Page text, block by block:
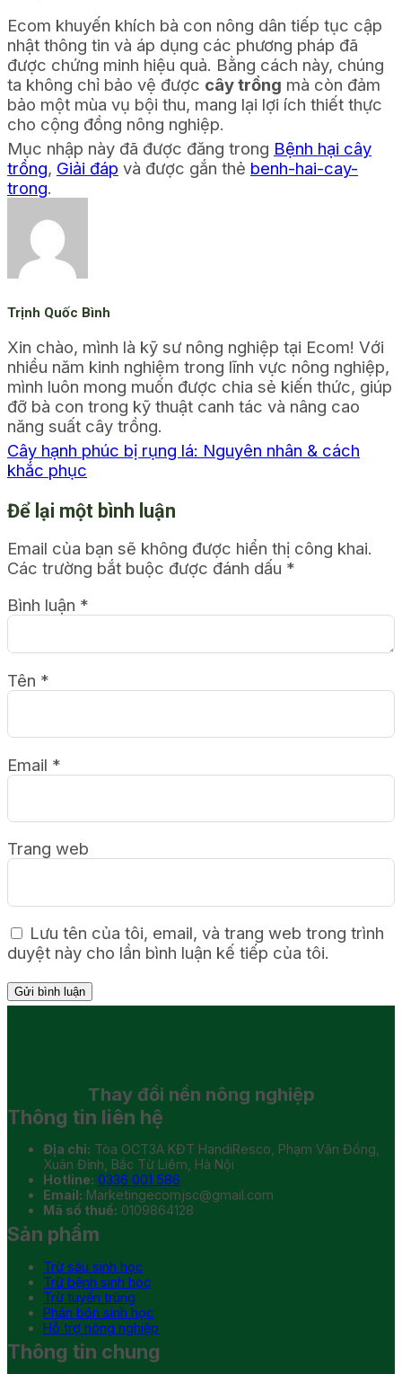
Ecom khuyến khích bà con nông dân tiếp tục cập
nhật thông tin và áp dụng các phương pháp đã
được chứng minh hiệu quả. Bằng cách này, chúng
ta không chỉ bảo vệ được cây trồng mà còn đảm
bảo một mùa vụ bội thu, mang lại lợi ích thiết thực
cho cộng đồng nông nghiệp.
Mục nhập này đã được đăng trong Bệnh hại cây
trồng, Giải đáp và được gắn thẻ benh-hai-cay-
trong.
Trịnh Quốc Bình
Xin chào, mình là kỹ sư nông nghiệp tại Ecom! Với
nhiều năm kinh nghiệm trong lĩnh vực nông nghiệp,
mình luôn mong muốn được chia sẻ kiến thức, giúp
đỡ bà con trong kỹ thuật canh tác và nâng cao
năng suất cây trồng.
Cây hạnh phúc bị rụng lá: Nguyên nhân & cách
khắc phục
Để lại một bình luận
Email của bạn sẽ không được hiển thị công khai.
Các trường bắt buộc được đánh dấu *
Bình luận *
Tên *
Email *
Trang web
Lưu tên của tôi, email, và trang web trong trình
duyệt này cho lần bình luận kế tiếp của tôi.
Thay đổi nền nông nghiệp
Thông tin liên hệ
Địa chỉ: Tòa OCT3A KĐT HandiResco, Phạm Văn Đồng,
Xuân Đỉnh, Bắc Từ Liêm, Hà Nội
Hotline: 0336 001 586
Email: Marketingecomjsc@gmail.com
Mã số thuế: 0109864128
Sản phẩm
Trừ sâu sinh học
Trừ bệnh sinh học
Trừ tuyến trùng
Phân bón sinh học
Hỗ trợ nông nghiệp
Thông tin chung